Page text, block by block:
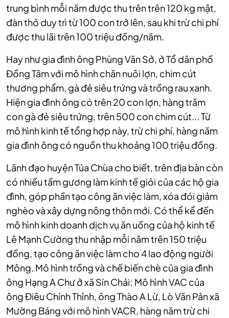
trung bình mỗi năm được thu trên trên 120 kg mật,
đàn thỏ duy trì từ 100 con trở lên, sau khi trừ chi phí
được thu lãi trên 100 triệu đồng/năm.
Hay như gia đình ông Phùng Văn Sở, ở Tổ dân phố
Đồng Tâm với mô hình chăn nuôi lợn, chim cút
thương phẩm, gà đẻ siêu trứng và trồng rau xanh.
Hiện gia đình ông có trên 20 con lợn, hàng trăm
con gà đẻ siêu trứng, trên 500 con chim cút... Từ
mô hình kinh tế tổng hợp này, trừ chi phí, hàng năm
gia đình ông có nguồn thu khoảng 100 triệu đồng.
Lãnh đạo huyện Tủa Chùa cho biết, trên địa bàn còn
có nhiều tấm gương làm kinh tế giỏi của các hộ gia
đình, góp phần tạo công ăn việc làm, xóa đói giảm
nghèo và xây dựng nông thôn mới. Có thể kể đến
mô hình kinh doanh dịch vụ ăn uống của hộ kinh tế
Lê Mạnh Cường thu nhập mỗi năm trên 150 triệu
đồng, tạo công ăn việc làm cho 4 lao động người
Mông. Mô hình trồng và chế biến chè của gia đình
ông Hạng A Chư ở xã Sín Chải; Mô hình VAC của
ông Điêu Chính Thỉnh, ông Thào A Lừ, Lò Văn Pản xã
Mường Báng với mô hình VACR, hàng năm trừ chi